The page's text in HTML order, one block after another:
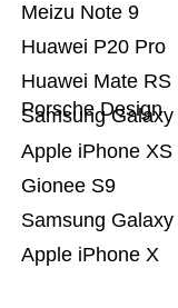
Apple iPhone X
Samsung Galaxy
Gionee S9
Apple iPhone XS
Samsung Galaxy
Huawei Mate RS
Porsche Design
Huawei P20 Pro
Meizu Note 9